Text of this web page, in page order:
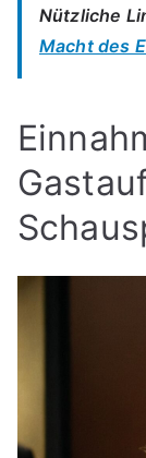
Nützliche
Macht des